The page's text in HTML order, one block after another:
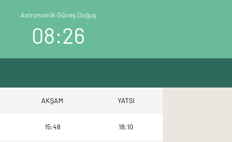
Astronomik Güneş Doğuş
08:26
AKŞAM YATSI
15:48 18:10